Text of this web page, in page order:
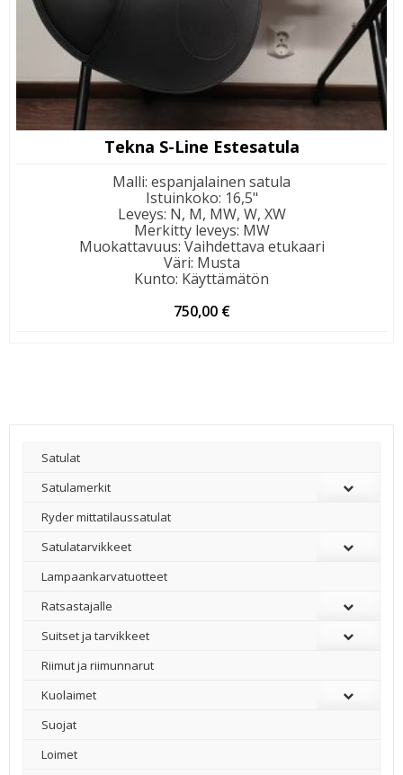
Tekna S-Line Estesatula
Malli: espanjalainen satula
Istuinkoko: 16,5"
Leveys: N, M, MW, W, XW
Merkitty leveys: MW
Muokattavuus: Vaihdettava etukaari
Väri: Musta
Kunto: Käyttämätön
750,00 €
Satulat
Satulamerkit
Ryder mittatilaussatulat
Satulatarvikkeet
–
Lampaankarvatuotteet
Ratsastajalle
Suitset ja tarvikkeet
Riimut ja riimunnarut
Kuolaimet
Suojat
Loimet